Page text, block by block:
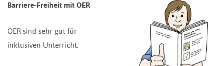
Barriere-Freiheit mit OER
OER sind sehr gut für
inklusiven Unterricht.